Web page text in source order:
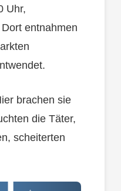
Uhr,
entnahmen
brachen sie
die Täter,
scheiterten